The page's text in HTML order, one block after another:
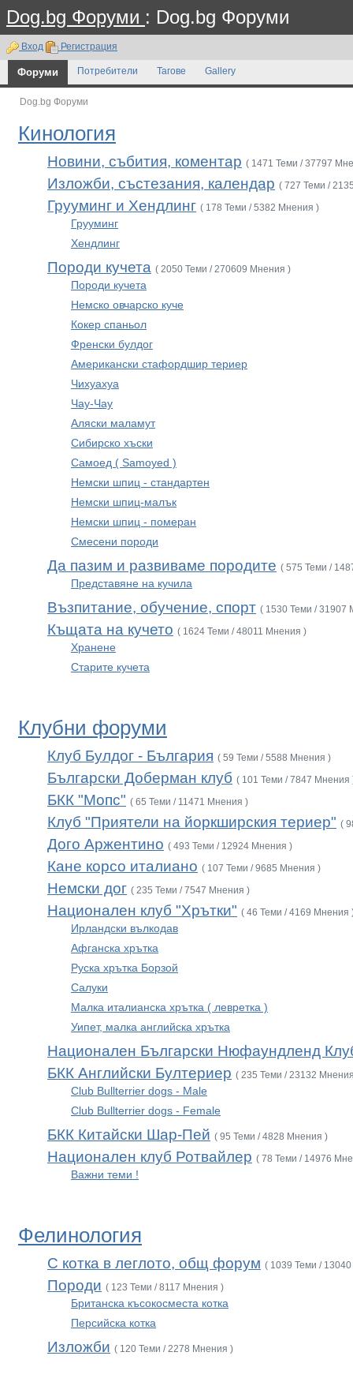
Dog.bg Форуми : Dog.bg Форуми
Вход Регистрация
Форуми Потребители Тагове Gallery
Dog.bg Форуми
Кинология
Новини, събития, коментар ( 1471 Теми / 37797
Изложби, състезания, календар ( 727 Теми /
Грууминг и Хендлинг ( 178 Теми / 5382 Мнения )
Грууминг
Хендлинг
Породи кучета ( 2050 Теми / 270609 Мнения )
Породи кучета
Немско овчарско куче
Кокер спаньол
Френски булдог
Американски стафордшир териер
Чихуахуа
Чау-Чау
Аляски маламут
Сибирско хъски
Самоед ( Samoyed )
Немски шпиц - стандартен
Немски шпиц-малък
Немски шпиц - померан
Смесени породи
Да пазим и развиваме породите ( 575 Теми /
Представяне на кучила
Възпитание, обучение, спорт ( 1530 Теми / 31907
Къщата на кучето ( 1624 Теми / 48011 Мнения )
Хранене
Старите кучета
Клубни форуми
Клуб Булдог - България ( 59 Теми / 5588 Мнения )
Български Доберман клуб ( 101 Теми / 7847 Мнения
БКК "Мопс" ( 65 Теми / 11471 Мнения )
Клуб "Приятели на йоркширския териер" (
Дого Аржентино ( 493 Теми / 12924 Мнения )
Кане корсо италиано ( 107 Теми / 9685 Мнения )
Немски дог ( 235 Теми / 7547 Мнения )
Национален клуб "Хрътки" ( 46 Теми / 4169 Мнения
Ирландски вълкодав
Афганска хрътка
Руска хрътка Борзой
Салуки
Малка италианска хрътка ( левретка )
Уипет, малка английска хрътка
Национален Български Нюфаундленд
БКК Английски Бултериер ( 235 Теми / 23132
Club Bullterrier dogs - Male
Club Bullterrier dogs - Female
БКК Китайски Шар-Пей ( 95 Теми / 4828 Мнения )
Национален клуб Ротвайлер ( 78 Теми / 14976
Важни теми !
Фелинология
С котка в леглото, общ форум ( 1039 Теми /
Породи ( 123 Теми / 8117 Мнения )
Британска късокосместа котка
Персийска котка
Изложби ( 120 Теми / 2278 Мнения )